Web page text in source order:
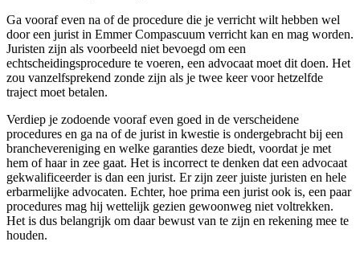
Ga vooraf even na of de procedure die je verricht wilt hebben wel
door een jurist in Emmer Compascuum verricht kan en mag worden.
Juristen zijn als voorbeeld niet bevoegd om een
echtscheidingsprocedure te voeren, een advocaat moet dit doen. Het
zou vanzelfsprekend zonde zijn als je twee keer voor hetzelfde
traject moet betalen.
Verdiep je zodoende vooraf even goed in de verscheidene
procedures en ga na of de jurist in kwestie is ondergebracht bij een
branchevereniging en welke garanties deze biedt, voordat je met
hem of haar in zee gaat. Het is incorrect te denken dat een advocaat
gekwalificeerder is dan een jurist. Er zijn zeer juiste juristen en hele
erbarmelijke advocaten. Echter, hoe prima een jurist ook is, een paar
procedures mag hij wettelijk gezien gewoonweg niet voltrekken.
Het is dus belangrijk om daar bewust van te zijn en rekening mee te
houden.